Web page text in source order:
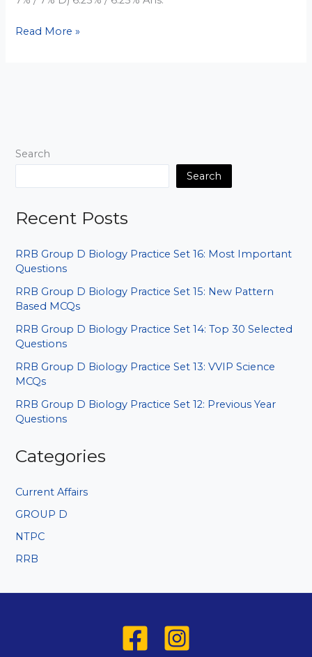
8
&
Quiz
Read More »
Search
Search
Recent Posts
RRB Group D Biology Practice Set 16: Most Important
Questions
RRB Group D Biology Practice Set 15: New Pattern
Based MCQs
RRB Group D Biology Practice Set 14: Top 30 Selected
Questions
RRB Group D Biology Practice Set 13: VVIP Science
MCQs
RRB Group D Biology Practice Set 12: Previous Year
Questions
Categories
Current Affairs
GROUP D
NTPC
RRB